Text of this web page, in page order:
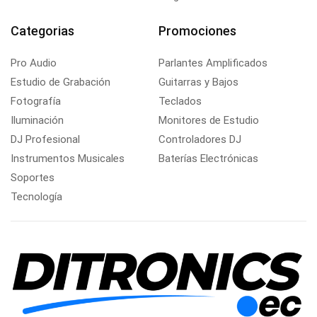
Categorias
Pro Audio
Estudio de Grabación
Fotografía
Iluminación
DJ Profesional
Instrumentos Musicales
Soportes
Tecnología
Promociones
Parlantes Amplificados
Guitarras y Bajos
Teclados
Monitores de Estudio
Controladores DJ
Baterías Electrónicas